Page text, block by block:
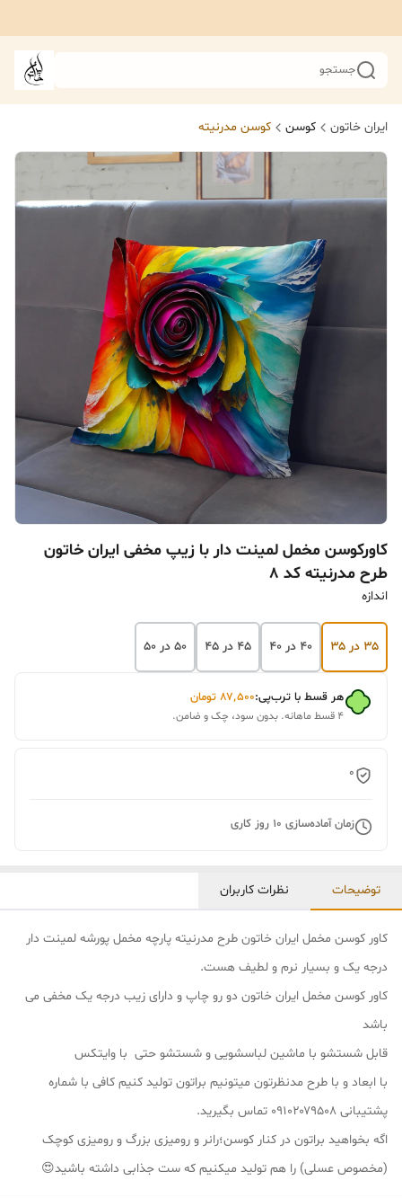
جستجو
ایران خاتون کوسن کوسن مدرنیته
کاورکوسن مخمل لمینت دار با زیپ مخفی ایران خاتون
طرح مدرنیته کد ۸
اندازه
۳۵ در ۳۵ ۴۰ در ۴۰ ۴۵ در ۴۵ ۵۰ در ۵۰
هر قسط با ترب‌پی:۸۷٬۵۰۰ تومان
۴ قسط ماهانه. بدون سود، چک و ضامن.
0
زمان آماده‌سازی 10 روز کاری
توضیحات نظرات کاربران
کاور کوسن مخمل ایران خاتون طرح مدرنیته پارچه مخمل پورشه لمینت دار
درجه یک و بسیار نرم و لطیف هست.
کاور کوسن مخمل ایران خاتون دو رو چاپ و دارای زیب درجه یک مخفی می
باشد
قابل شستشو با ماشین لباسشویی و شستشو حتی با وایتکس
با ابعاد و با طرح مدنظرتون میتونیم براتون تولید کنیم کافی با شماره
پشتیبانی ۰۹۱۰۲۰۷۹۵۰۸ تماس بگیرید.
اگه بخواهید براتون در کنار کوسن؛رانر و رومیزی بزرگ و رومیزی کوچک
(مخصوص عسلی) را هم تولید میکنیم که ست جذابی داشته باشید😍